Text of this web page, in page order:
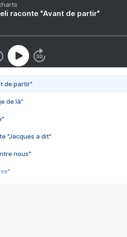
raconte "Avant de partir"
de partir"
de là"
"Jacques a dit"
nous"